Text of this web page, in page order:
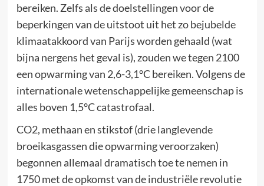
bereiken. Zelfs als de doelstellingen voor de
beperkingen van de uitstoot uit het zo bejubelde
klimaatakkoord van Parijs worden gehaald (wat
bijna nergens het geval is), zouden we tegen 2100
een opwarming van 2,6-3,1°C bereiken. Volgens de
internationale wetenschappelijke gemeenschap is
alles boven 1,5°C catastrofaal.
CO2, methaan en stikstof (drie langlevende
broeikasgassen die opwarming veroorzaken)
begonnen allemaal dramatisch toe te nemen in
1750 met de opkomst van de industriële revolutie